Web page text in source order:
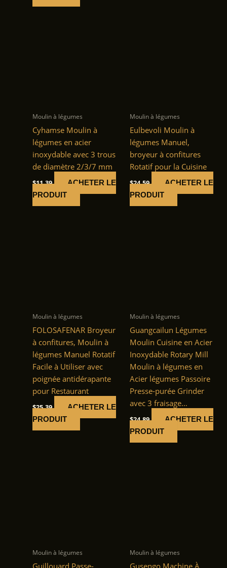
Moulin à légumes
Cyhamse Moulin à
légumes en acier
inoxydable avec 3 trous
de diamètre 2/3/7 mm
$11.39
ACHETER LE
PRODUIT
Moulin à légumes
Eulbevoli Moulin à
légumes Manuel,
broyeur à confitures
Rotatif pour la Cuisine
$24.59
ACHETER LE
PRODUIT
Moulin à légumes
FOLOSAFENAR Broyeur
à confitures, Moulin à
légumes Manuel Rotatif
Facile à Utiliser avec
poignée antidérapante
pour Restaurant
$25.39
ACHETER LE
PRODUIT
Moulin à légumes
Guangcailun Légumes
Moulin Cuisine en Acier
Inoxydable Rotary Mill
Moulin à légumes en
Acier légumes Passoire
Presse-purée Grinder
avec 3 fraisage…
$24.89
ACHETER LE
PRODUIT
Moulin à légumes Moulin à légumes